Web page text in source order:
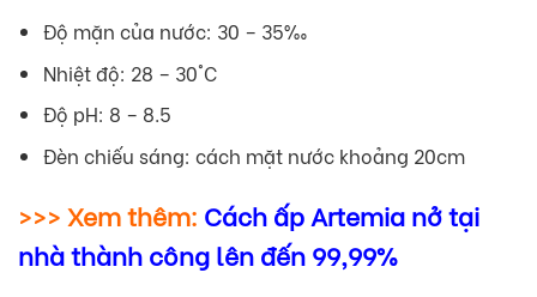
Độ mặn của nước: 30 – 35‰
Nhiệt độ: 28 – 30°C
Độ pH: 8 – 8.5
Đèn chiếu sáng: cách mặt nước khoảng 20cm
>>> Xem thêm: Cách ấp Artemia nở tại
nhà thành công lên đến 99,99%